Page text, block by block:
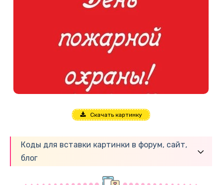
Скачать картинку
Коды для вставки картинки в форум, сайт,
блог